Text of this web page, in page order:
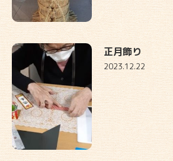
正月飾り
2023.12.22